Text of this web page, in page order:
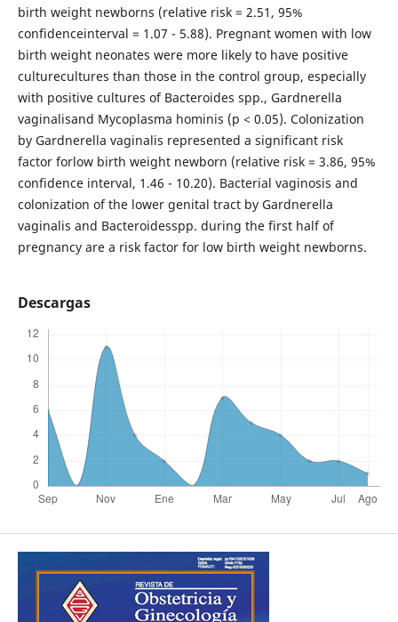
birth weight newborns (relative risk = 2.51, 95%
confidenceinterval = 1.07 - 5.88). Pregnant women with low
birth weight neonates were more likely to have positive
culturecultures than those in the control group, especially
with positive cultures of Bacteroides spp., Gardnerella
vaginalisand Mycoplasma hominis (p < 0.05). Colonization
by Gardnerella vaginalis represented a significant risk
factor forlow birth weight newborn (relative risk = 3.86, 95%
confidence interval, 1.46 - 10.20). Bacterial vaginosis and
colonization of the lower genital tract by Gardnerella
vaginalis and Bacteroidesspp. during the first half of
pregnancy are a risk factor for low birth weight newborns.
Descargas